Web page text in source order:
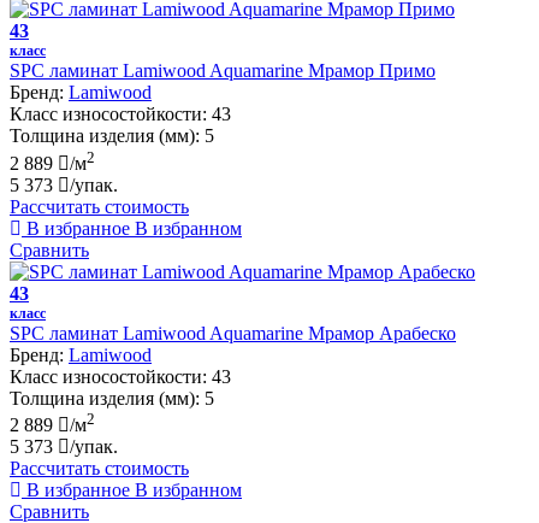
43
класс
SPC ламинат Lamiwood Aquamarine Мрамор Примо
Бренд: Lamiwood
Класс износостойкости: 43
Толщина изделия (мм): 5
2 889
/м2
5 373
/упак.
Рассчитать стоимость
В избранное В избранном
Сравнить
43
класс
SPC ламинат Lamiwood Aquamarine Мрамор Арабеско
Бренд: Lamiwood
Класс износостойкости: 43
Толщина изделия (мм): 5
2 889
/м2
5 373
/упак.
Рассчитать стоимость
В избранное В избранном
Сравнить